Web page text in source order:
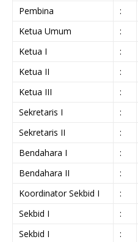
Pembina
:
Ketua Umum
:
Ketua I
:
Ketua II
:
Ketua III
:
Sekretaris I
:
Sekretaris II
:
Bendahara I
:
Bendahara II
:
Koordinator Sekbid I
:
Sekbid I
:
Sekbid I
: